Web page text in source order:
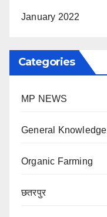
January 2022
Categories
MP NEWS
General Knowledge
Organic Farming
छतरपुर